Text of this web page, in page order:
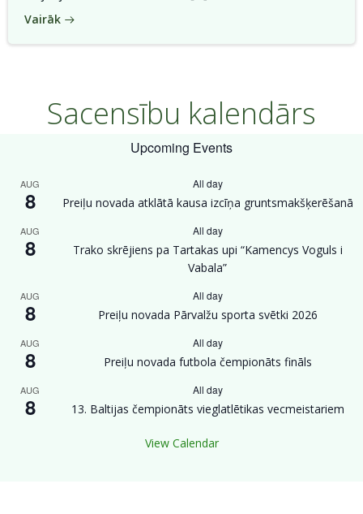
Vairāk
Sacensību kalendārs
Upcoming Events
AUG
8
All day
Preiļu novada atklātā kausa izcīņa gruntsmakšķerēšanā
AUG
8
All day
Trako skrējiens pa Tartakas upi “Kamencys Voguls i
Vabala”
AUG
8
All day
Preiļu novada Pārvalžu sporta svētki 2026
AUG
8
All day
Preiļu novada futbola čempionāts fināls
AUG
8
All day
13. Baltijas čempionāts vieglatlētikas vecmeistariem
View Calendar